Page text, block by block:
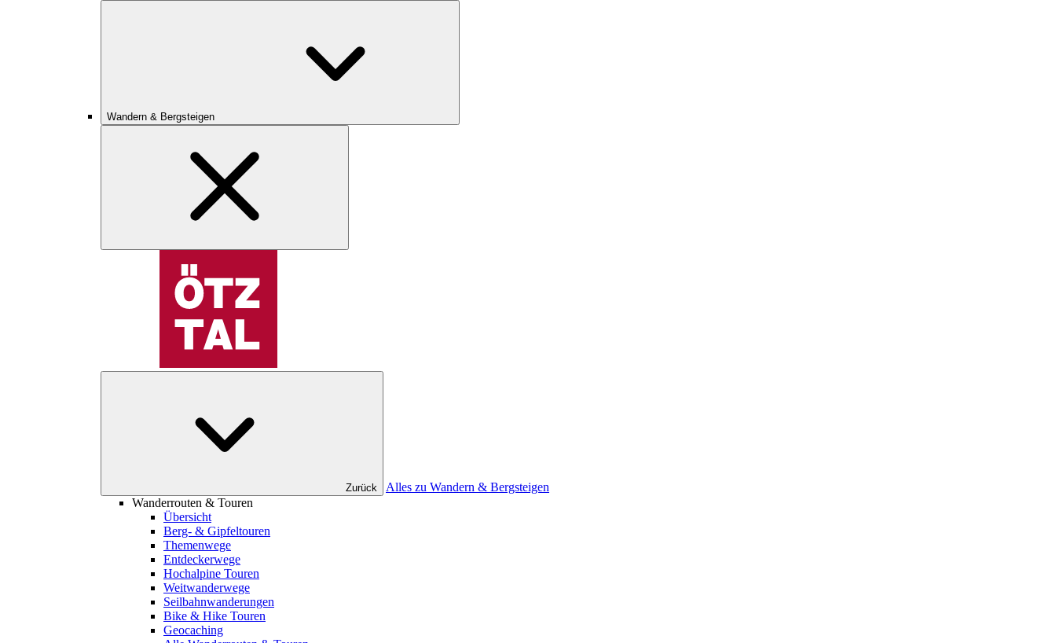
Wandern & Bergsteigen
Zurück
Alles zu Wandern & Bergsteigen
Wanderrouten & Touren
Übersicht
Berg- & Gipfeltouren
Themenwege
Entdeckerwege
Hochalpine Touren
Weitwanderwege
Seilbahnwanderungen
Bike & Hike Touren
Geocaching